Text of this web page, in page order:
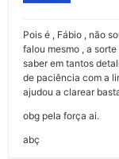
Pois é , Fábio , não
falou mesmo , a
saber em tantos
de paciência com a
ajudou a clarear
obg pela força ai.
abç